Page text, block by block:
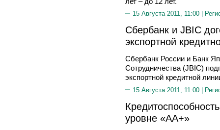
15 Августа 2011, 11:00 |
Сбербанк и JBIC
экспортной
Сбербанк России и Банк
Сотрудничества (JBIC)
экспортной кредитной
15 Августа 2011, 11:00 |
уровне «АА+»